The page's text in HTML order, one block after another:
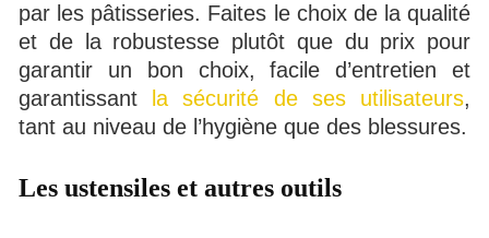
par les pâtisseries. Faites le choix de la qualité
et de la robustesse plutôt que du prix pour
garantir un bon choix, facile d’entretien et
garantissant
la sécurité de ses utilisateurs,
tant au niveau de l’hygiène que des blessures.
Les ustensiles et autres outils